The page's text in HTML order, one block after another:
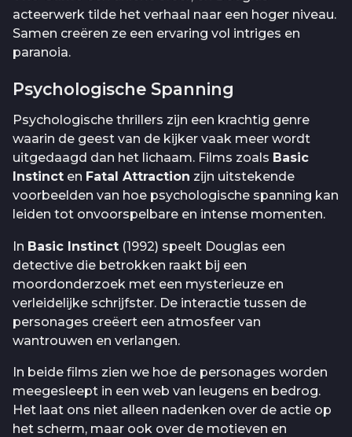
acteerwerk tilde het verhaal naar een hoger niveau.
Samen creëren ze een ervaring vol intriges en
paranoia.
Psychologische Spanning
Psychologische thrillers zijn een krachtig genre
waarin de geest van de kijker vaak meer wordt
uitgedaagd dan het lichaam. Films zoals Basic
Instinct en Fatal Attraction zijn uitstekende
voorbeelden van hoe psychologische spanning kan
leiden tot onvoorspelbare en intense momenten.
In Basic Instinct (1992) speelt Douglas een
detective die betrokken raakt bij een
moordonderzoek met een mysterieuze en
verleidelijke schrijfster. De interactie tussen de
personages creëert een atmosfeer van
wantrouwen en verlangen.
In beide films zien we hoe de personages worden
meegesleept in een web van leugens en bedrog.
Het laat ons niet alleen nadenken over de actie op
het scherm, maar ook over de motieven en